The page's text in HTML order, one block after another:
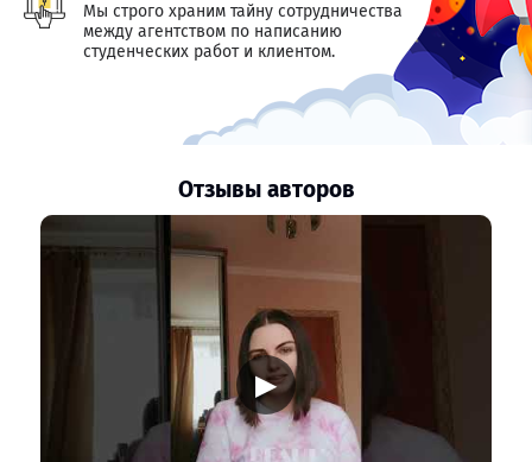
Мы строго храним тайну сотрудничества
между агентством по написанию
студенческих работ и клиентом.
Отзывы авторов
▶